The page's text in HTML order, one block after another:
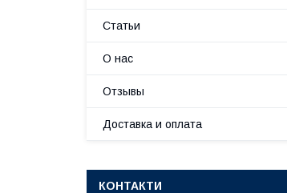
Статьи
О нас
Отзывы
Доставка и оплата
КОНТАКТИ